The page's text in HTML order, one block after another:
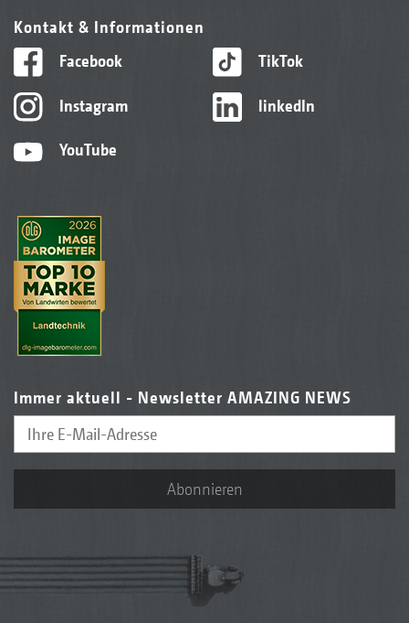
Kontakt & Informationen
Facebook
Instagram
YouTube
TikTok
linkedIn
Immer aktuell - Newsletter AMAZING NEWS
Abonnieren